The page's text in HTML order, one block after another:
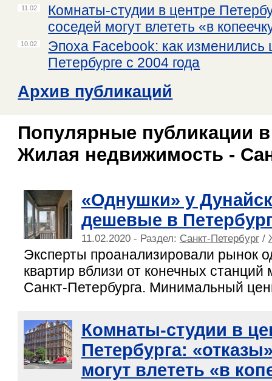
11.02
Комнаты-студии в центре
соседей могут влететь «в
10.02
Эпоха Facebook: как
Петербурге с 2004 года
Архив публикаций
Популярные публикации
Жилая недвижимость -
«Однушки» у
дешевые в
11.02.2020 - Раздел: Санкт-Петербург/
Эксперты проанализировали рынок
квартир вблизи от конечных станций
Санкт-Петербурга. Минимальный
Комнаты-студии в
Петербурга:
могут влететь «в